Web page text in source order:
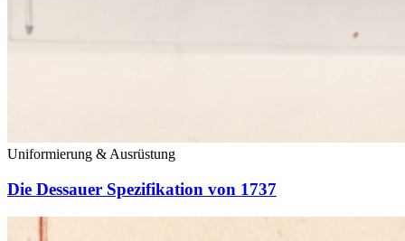
Uniformierung & Ausrüstung
Die Dessauer Spezifikation von 1737